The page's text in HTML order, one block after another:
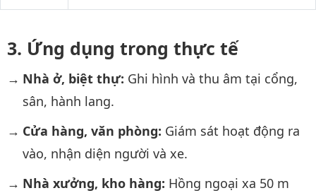
Ứng dụng trong thực tế
Nhà ở, biệt thự: Ghi hình và thu âm tại cổng,
sân, hành lang.
Cửa hàng, văn phòng: Giám sát hoạt động ra
vào, nhận diện người và xe.
Nhà xưởng, kho hàng: Hồng ngoại xa 50 m